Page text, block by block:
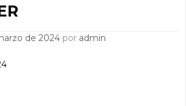
de 2024 por admin